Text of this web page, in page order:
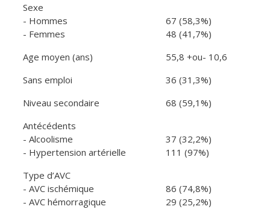
Sexe
- Hommes
- Femmes
67 (58,3%)
48 (41,7%)
Age moyen (ans)
55,8 +ou- 10,6
Sans emploi
36 (31,3%)
Niveau secondaire
68 (59,1%)
Antécédents
- Alcoolisme
- Hypertension artérielle
37 (32,2%)
111 (97%)
Type d’AVC
- AVC ischémique
- AVC hémorragique
86 (74,8%)
29 (25,2%)